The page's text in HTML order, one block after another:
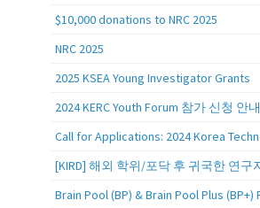
$10,000 donations to NRC 2025
NRC 2025
2025 KSEA Young Investigator Grants
2024 KERC Youth Forum 참가 신청 안내